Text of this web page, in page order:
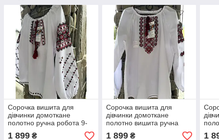
Сорочка вишита для
дівчинки домоткане
полотно ручна робота 9-
10 роки ріст 140
1 899 ₴
Сорочка вишита для
дівчинки домоткане
полотно вишита ручна
робота ріст 146
1 899₴ 1